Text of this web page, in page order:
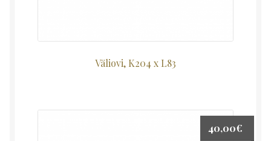
Väliovi, K204 x L83
40,00€